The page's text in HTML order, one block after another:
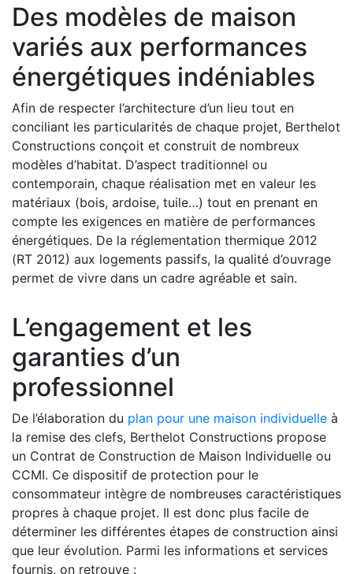
Des modèles de maison
variés aux performances
énergétiques indéniables
Afin de respecter l’architecture d’un lieu tout en
conciliant les particularités de chaque projet, Berthelot
Constructions conçoit et construit de nombreux
modèles d’habitat. D’aspect traditionnel ou
contemporain, chaque réalisation met en valeur les
matériaux (bois, ardoise, tuile…) tout en prenant en
compte les exigences en matière de performances
énergétiques. De la réglementation thermique 2012
(RT 2012) aux logements passifs, la qualité d’ouvrage
permet de vivre dans un cadre agréable et sain.
L’engagement et les
garanties d’un
professionnel
De l’élaboration du plan pour une maison individuelle à
la remise des clefs, Berthelot Constructions propose
un Contrat de Construction de Maison Individuelle ou
CCMI. Ce dispositif de protection pour le
consommateur intègre de nombreuses caractéristiques
propres à chaque projet. Il est donc plus facile de
déterminer les différentes étapes de construction ainsi
que leur évolution. Parmi les informations et services
fournis, on retrouve :